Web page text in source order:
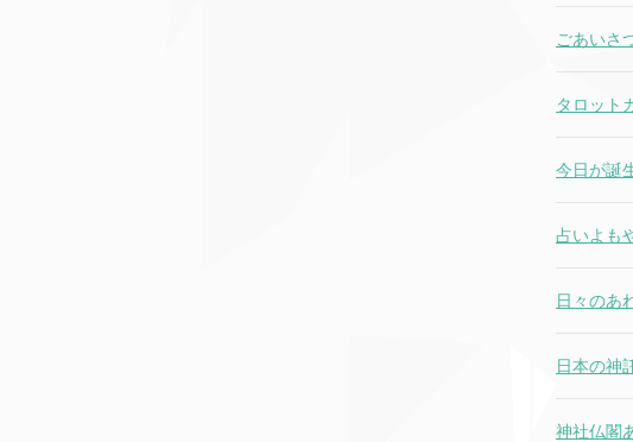
ごあいさ
タロット
今日が誕
占いよも
日々のあ
日本の神
神社仏閣